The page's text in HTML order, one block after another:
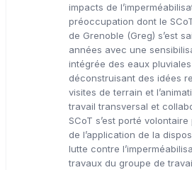
impacts de
préoccupation dont le
de Grenoble (Greg) s’est
années avec une
intégrée des eaux
déconstruisant des idées
visites de terrain et
travail transversal et
SCoT s’est porté
de l’application de la
lutte contre
travaux du groupe de